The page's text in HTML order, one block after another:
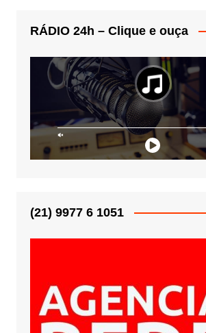
RÁDIO 24h – Clique e ouça
(21) 9977 6 1051